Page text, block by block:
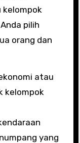
kelompok
pilih
orang dan
atau
kelompok
yang